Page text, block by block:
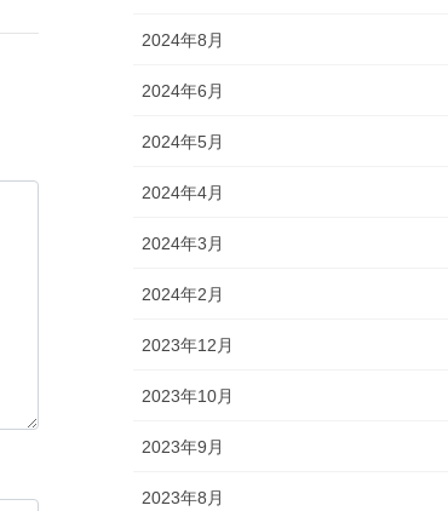
2024年8月
2024年6月
2024年5月
2024年4月
2024年3月
2024年2月
2023年12月
2023年10月
2023年9月
2023年8月